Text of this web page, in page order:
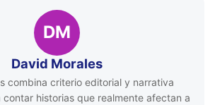
DM
David Morales
combina criterio editorial y narrativa
historias que realmente afectan a